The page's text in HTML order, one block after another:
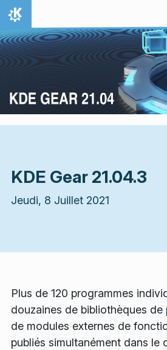
Aller directement au contenu
Accueil
KDE Gear 21.04.3
Jeudi, 8 Juillet 2021
Plus de 120 programmes
douzaines de bibliothèques
de modules externes de
publiés simultanément dans le